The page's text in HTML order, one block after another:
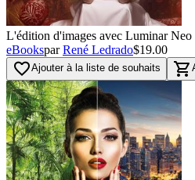
L'édition d'images avec Luminar
eBookspar René Ledrado$19.00
favorite_borderAjouter à la liste de souhaits shopping_cart